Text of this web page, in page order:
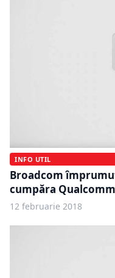
INFO UTIL
Broadcom
cumpăra Qualcomm
12 februarie 2018